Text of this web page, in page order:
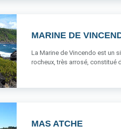
MARINE DE
La Marine de Vincendo est un
rocheux, très arrosé, constitué
MAS ATCHE